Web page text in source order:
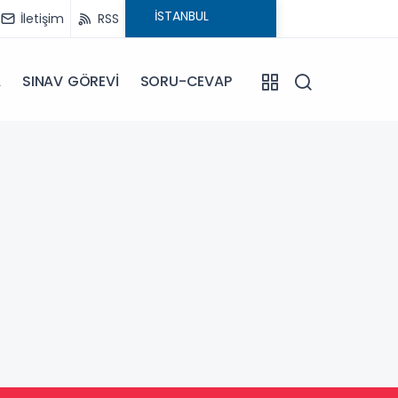
İletişim RSS
SINAV GÖREVİ SORU-CEVAP